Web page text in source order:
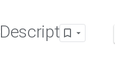
Descript